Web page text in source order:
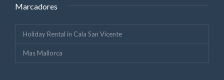
Marcadores
Holiday Rental in Cala San Vicente
Mas Mallorca